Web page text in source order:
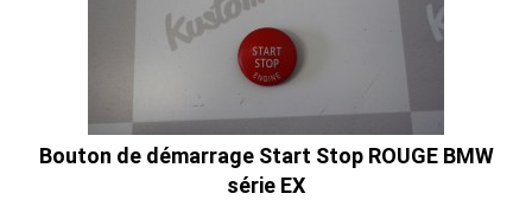
Bouton de démarrage Start Stop ROUGE BMW
série EX